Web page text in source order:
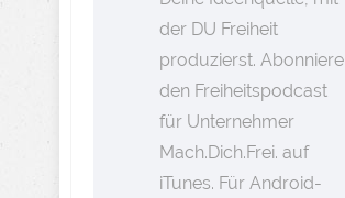
der DU Freiheit
produzierst. Abonniere
den Freiheitspodcast
für Unternehmer
Mach.Dich.Frei. auf
iTunes. Für Android-